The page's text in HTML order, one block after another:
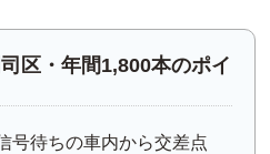
区・年間1,800本のポイ
号待ちの車内から交差点